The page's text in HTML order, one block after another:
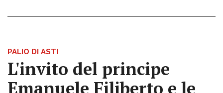
PALIO DI ASTI
L'invito del principe
Emanuele Filiberto e le